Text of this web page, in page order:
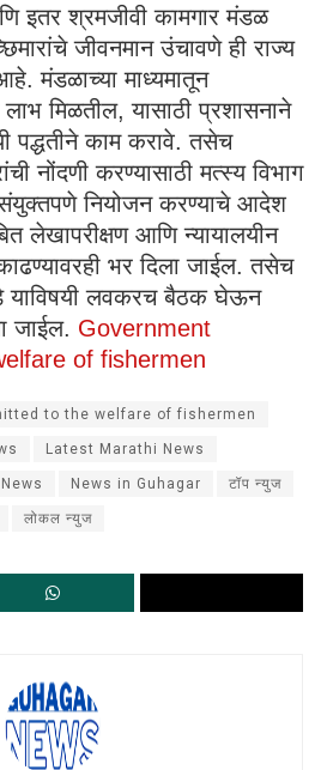
इतर श्रमजीवी कामगार मंडळ
जीवनमान उंचावणे ही राज्य
मंडळाच्या माध्यमातून
मिळतील, यासाठी प्रशासनाने
पद्धतीने काम करावे. तसेच
नोंदणी करण्यासाठी मत्स्य विभाग
संयुक्तपणे नियोजन करण्याचे आदेश
लेखापरीक्षण आणि न्यायालयीन
भर दिला जाईल. तसेच
याविषयी लवकरच बैठक घेऊन
जाईल. Government
of fishermen
to the welfare of fishermen
Latest Marathi News
News in Guhagar टॉप न्युज
लोकल न्युज